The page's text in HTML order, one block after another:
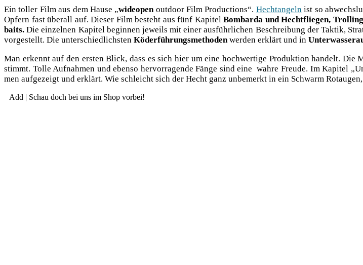
Ein tol­ler Film aus dem Hau­se „wide­openout­door Film Pro­duc­tions“. Hecht­an­gelnist so
Opfern fast über­all auf. Die­ser Film besteht aus fünf Kapi­tel Bom­bar­da und Hecht­flie­gen,
baits.Die ein­zel­nen Kapi­tel begin­nen jeweils mit einer aus­führ­li­chen Beschrei­bung der Tak­tik,
vor­ge­stellt. Die unter­schied­lichs­ten Köder­füh­rungs­me­tho­denwer­den erklärt und in
Man erkennt auf den ers­ten Blick, dass es sich hier um eine hoch­wer­ti­ge Pro­duk­ti­on han­delt.
stimmt. Tol­le Auf­nah­men und eben­so her­vor­ra­gen­de Fän­ge sind eine wah­re Freu­de. Im Kapi­tel
men auf­ge­zeigt und erklärt. Wie schleicht sich der Hecht ganz unbe­merkt in ein Schwarm
Add | Schau doch bei uns im Shop vorbei!